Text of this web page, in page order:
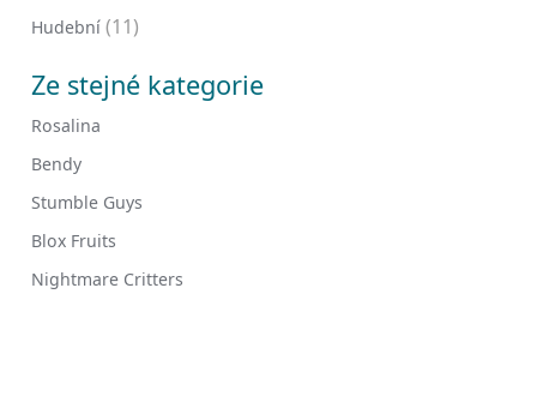
Hudební (11)
Ze stejné kategorie
Rosalina
Bendy
Stumble Guys
Blox Fruits
Nightmare Critters